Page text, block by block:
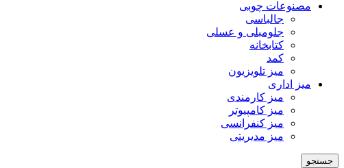
مصنوعات چوبی
جالباسی
جلومبلی و عسلی
کتابخانه
کمد
میز تلویزیون
میز اداری
میز کارمندی
میز کامپیوتر
میز کنفرانسی
میز مدیریتی
جستجو